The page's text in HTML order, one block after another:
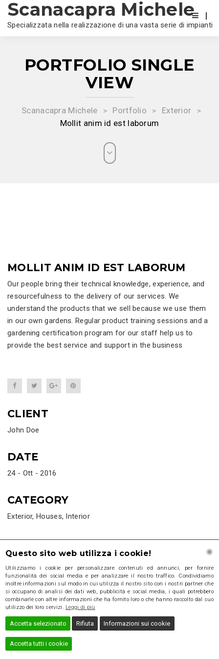
Scanacapra Michele
Specializzata nella realizzazione di una vasta serie di impianti
PORTFOLIO SINGLE
VIEW
Scanacapra Michele > Portfolio > Exterior >
Mollit anim id est laborum
MOLLIT ANIM ID EST LABORUM
Our people bring their technical knowledge, experience, and
resourcefulness to the delivery of our services. We
understand the products that we sell because we use them
in our own gardens. Regular product training sessions and a
gardening certification program for our staff help us to
provide the best service and support in the business
CLIENT
John Doe
DATE
24 - Ott - 2016
CATEGORY
Exterior,Houses, Interior
GO TO GALLERY
Questo sito web utilizza i cookie!
Utilizziamo i cookie per personalizzare contenuti ed annunci, per fornire
funzionalità dei social media e per analizzare il nostro traffico. Condividiamo
inoltre informazioni sul modo in cui utilizza il nostro sito con i nostri partner che
si occupano di analisi dei dati web, pubblicità e social media, i quali potrebbero
combinarle con altre informazioni che ha fornito loro o che hanno raccolto dal suo
utilizzo dei loro servizi. Leggi di più
Accetta selezionato Rifiuta Informazioni sui cookie
Accetta tutti i cookie